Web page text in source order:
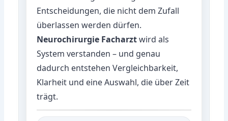
Entscheidungen, die nicht dem Zufall
überlassen werden dürfen.
Neurochirurgie Facharztwird als
System verstanden – und genau
dadurch entstehen Vergleichbarkeit,
Klarheit und eine Auswahl, die über Zeit
trägt.